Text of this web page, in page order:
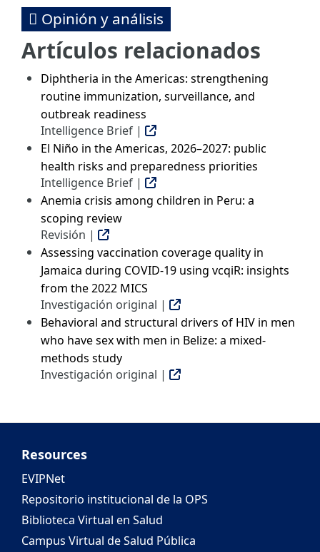
Opinión y análisis
Artículos relacionados
Diphtheria in the Americas: strengthening
routine immunization, surveillance, and
outbreak readiness
Intelligence Brief |
El Niño in the Americas, 2026–2027: public
health risks and preparedness priorities
Intelligence Brief |
Anemia crisis among children in Peru: a
scoping review
Revisión |
Assessing vaccination coverage quality in
Jamaica during COVID-19 using vcqiR: insights
from the 2022 MICS
Investigación original |
Behavioral and structural drivers of HIV in men
who have sex with men in Belize: a mixed-
methods study
Investigación original |
Resources
EVIPNet
Repositorio institucional de la OPS
Biblioteca Virtual en Salud
Campus Virtual de Salud Pública